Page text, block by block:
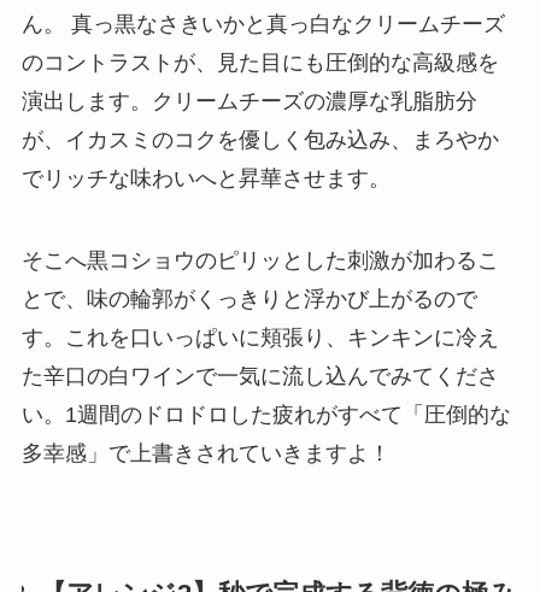
ん。 真っ黒なさきいかと真っ白なクリームチーズ
のコントラストが、見た目にも圧倒的な高級感を
演出します。クリームチーズの濃厚な乳脂肪分
が、イカスミのコクを優しく包み込み、まろやか
でリッチな味わいへと昇華させます。
そこへ黒コショウのピリッとした刺激が加わるこ
とで、味の輪郭がくっきりと浮かび上がるので
す。これを口いっぱいに頬張り、キンキンに冷え
た辛口の白ワインで一気に流し込んでみてくださ
い。1週間のドロドロした疲れがすべて「圧倒的な
多幸感」で上書きされていきますよ！